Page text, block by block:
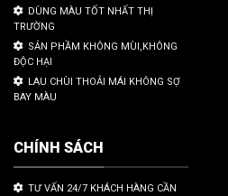
DÙNG MÀU TỐT NHẤT THỊ
TRƯỜNG
SẢN PHẦM KHÔNG MÙI,KHÔNG
ĐỘC HẠI
LAU CHÙI THOẢI MÁI KHÔNG SỢ
BAY MÀU
CHÍNH SÁCH
TƯ VẤN 24/7 KHÁCH HÀNG CẦN